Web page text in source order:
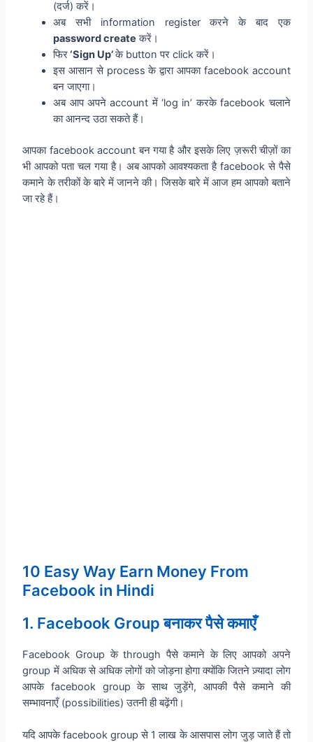
(दर्ज) करें।
अब सभी information register करने के बाद एक
password create करें।
फिर‘Sign Up’के button पर click करें।
इस आसान से process के द्वारा आपका facebook account
बन जाएगा।
अब आप अपने account में ‘log in’ करके facebook चलाने
का आनन्द उठा सकते हैं।
आपका facebook account बन गया है और इसके लिए ज़रूरी चीज़ों का
भी आपको पता चल गया है। अब आपको आवश्यकता है facebook से पैसे
कमाने के तरीकों के बारे में जानने की। जिसके बारे में आज हम आपको बताने
जा रहे हैं।
10 Easy Way Earn Money From
Facebook in Hindi
1. Facebook Group बनाकर पैसे कमाएँ
Facebook Group के through पैसे कमाने के लिए आपको अपने
group में अधिक से अधिक लोगों को जोड़ना होगा क्योंकि जितने ज़्यादा लोग
आपके facebook group के साथ जुड़ेंगे, आपकी पैसे कमाने की
सम्भावनाएँ (possibilities) उतनी ही बढ़ेंगी।
यदि आपके facebook group से 1 लाख के आसपास लोग जुड़ जाते हैं तो